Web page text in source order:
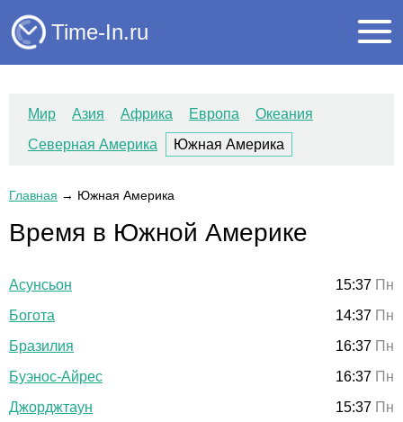
Time-In.ru
Мир Азия Африка Европа
Океания
Северная Америка
Южная Америка
Главная → Южная Америка
Время в Южной Америке
Асунсьон 15:37 Пн
Богота
14:37 Пн
Бразилия
16:37 Пн
Буэнос-Айрес
16:37 Пн
Джорджтаун
15:37 Пн